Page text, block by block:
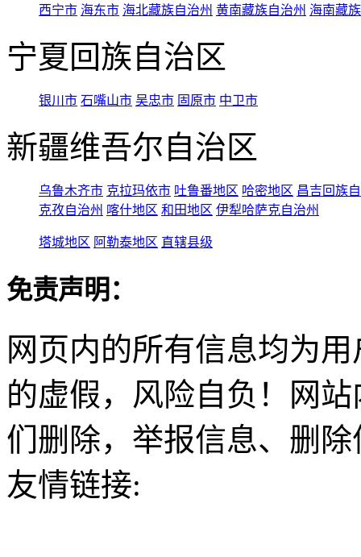
西宁市 海东市 海北藏族自治州 黄南藏族自治州 海南藏
宁夏回族自治区
银川市 石嘴山市 吴忠市 固原市 中卫市
新疆维吾尔自治区
乌鲁木齐市 克拉玛依市 吐鲁番地区 哈密地区 昌吉回族
克孜自治州 喀什地区 和田地区 伊犁哈萨克自治州
塔城地区 阿勒泰地区 直辖县级
免责声明：
网页内的所有信息均为
的虚假，风险自负！网
们删除，举报信息、删
友情链接: